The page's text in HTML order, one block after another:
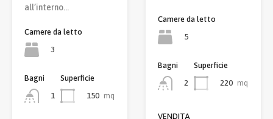
all’interno…
Camere da letto
3
Bagni
1
Superficie
150 mq
Camere da letto
5
Bagni
2
Superficie
220 mq
VENDITA